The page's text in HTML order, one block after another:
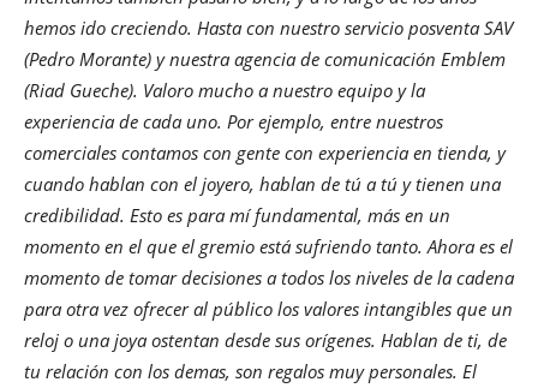
hemos ido creciendo. Hasta con nuestro servicio posventa SAV
(Pedro Morante) y nuestra agencia de comunicación Emblem
(Riad Gueche). Valoro mucho a nuestro equipo y la
experiencia de cada uno. Por ejemplo, entre nuestros
comerciales contamos con gente con experiencia en tienda, y
cuando hablan con el joyero, hablan de tú a tú y tienen una
credibilidad. Esto es para mí fundamental, más en un
momento en el que el gremio está sufriendo tanto. Ahora es el
momento de tomar decisiones a todos los niveles de la cadena
para otra vez ofrecer al público los valores intangibles que un
reloj o una joya ostentan desde sus orígenes. Hablan de ti, de
tu relación con los demas, son regalos muy personales. El